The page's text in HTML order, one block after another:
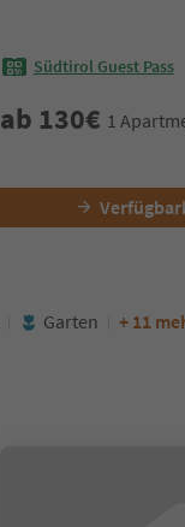
Südtirol Guest Pass
ab 130€ 1
Garten + 11